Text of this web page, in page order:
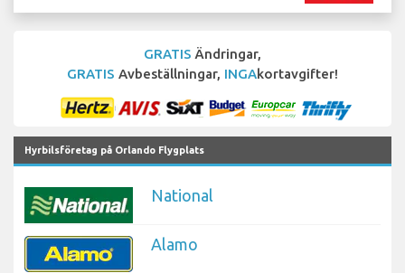
GRATIS Ändringar,
GRATIS Avbeställningar, INGAkortavgifter!
Hyrbilsföretag på Orlando Flygplats
National
Alamo